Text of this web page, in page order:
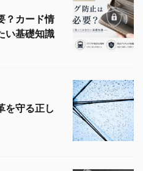
？カード情
い基礎知識
を守る正し